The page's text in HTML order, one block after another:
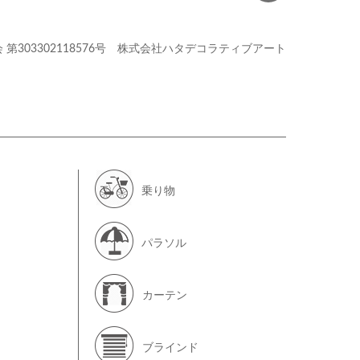
第303302118576号 株式会社ハタデコラティブアート
乗り物
パラソル
カーテン
ブラインド